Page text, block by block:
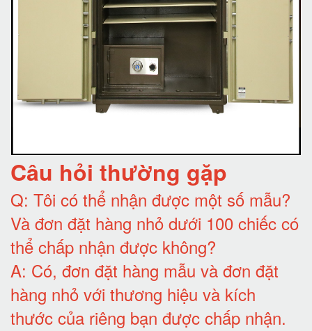
Câu hỏi thường gặp
Q: Tôi có thể nhận được một số mẫu?
Và đơn đặt hàng nhỏ dưới 100 chiếc có
thể chấp nhận được không?
A: Có, đơn đặt hàng mẫu và đơn đặt
hàng nhỏ với thương hiệu và kích
thước của riêng bạn được chấp nhận.